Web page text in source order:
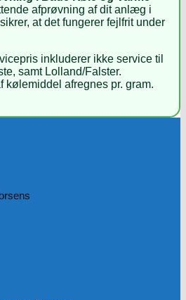
afprøvning af dit anlæg i
at det fungerer fejlfrit under
inkluderer ikke service til
samt Lolland/Falster.
kølemiddel afregnes pr. gram.